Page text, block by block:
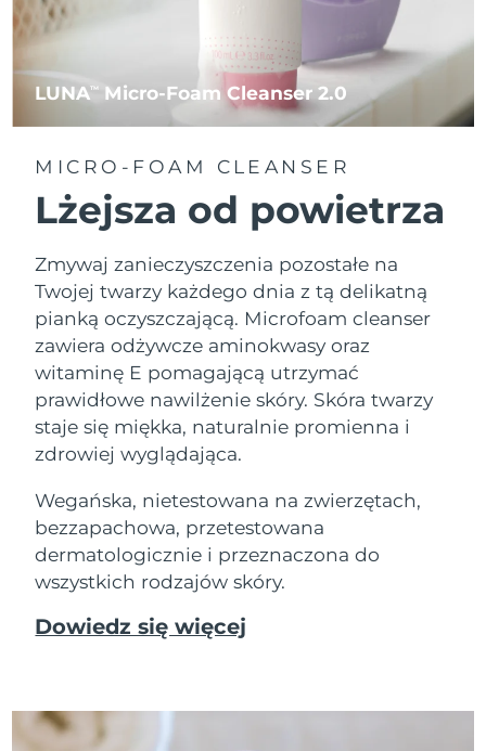
LUNATM Micro-Foam Cleanser 2.0
MICRO-FOAM CLEANSER
Lżejsza od powietrza
Zmywaj zanieczyszczenia pozostałe na
Twojej twarzy każdego dnia z tą delikatną
pianką oczyszczającą. Microfoam cleanser
zawiera odżywcze aminokwasy oraz
witaminę E pomagającą utrzymać
prawidłowe nawilżenie skóry. Skóra twarzy
staje się miękka, naturalnie promienna i
zdrowiej wyglądająca.
Wegańska, nietestowana na zwierzętach,
bezzapachowa, przetestowana
dermatologicznie i przeznaczona do
wszystkich rodzajów skóry.
Dowiedz się więcej